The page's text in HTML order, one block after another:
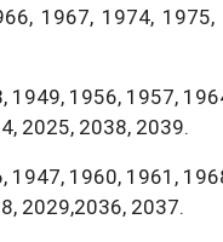
1967, 1974,
1949, 1956, 1957,
2025, 2038, 2039.
1947, 1960, 1961,
2029,2036, 2037.